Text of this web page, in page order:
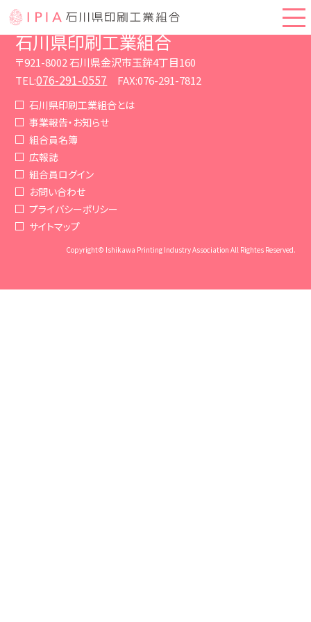
石川県印刷工業組合
〒921-8002 石川県金沢市玉鉾4丁目160
TEL:076-291-0557 FAX:076-291-7812
石川県印刷工業組合とは
事業報告・お知らせ
組合員名簿
広報誌
組合員ログイン
お問い合わせ
プライバシーポリシー
サイトマップ
Copyright© Ishikawa Printing Industry Association All Rightes Reserved.